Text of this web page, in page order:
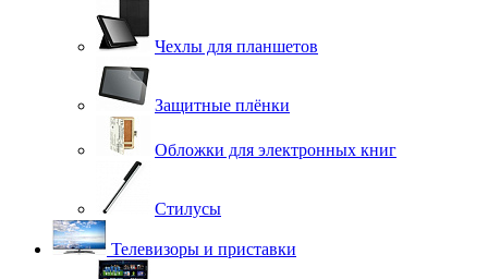
Чехлы для планшетов
Защитные плёнки
Обложки для электронных книг
Стилусы
Телевизоры и приставки